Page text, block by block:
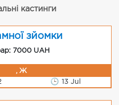
кастинги
зйомки
7000 UAH
, Ж
🕒 13 Jul